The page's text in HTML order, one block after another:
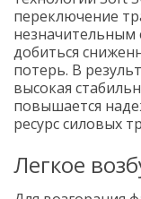
переключение
незначительным
добиться
потерь. В
высокая
повышается
ресурс силовых
Легкое